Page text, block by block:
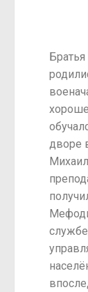
дворе